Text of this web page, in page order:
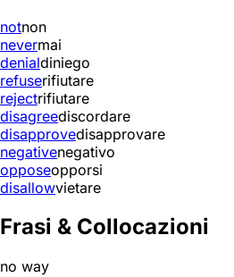
notnon
nevermai
denialdiniego
refuserifiutare
rejectrifiutare
disagreediscordare
disapprovedisapprovare
negativenegativo
opposeopporsi
disallowvietare
Frasi & Collocazioni
no way